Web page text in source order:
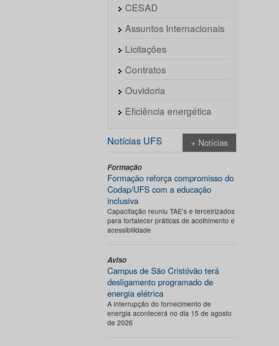
CESAD
Assuntos Internacionais
Licitações
Contratos
Ouvidoria
Eficiência energética
Notícias UFS + Notícias
Formação
Formação reforça compromisso do
Codap/UFS com a educação
inclusiva
Capacitação reuniu TAE’s e terceirizados
para fortalecer práticas de acolhimento e
acessibilidade
Aviso
Campus de São Cristóvão terá
desligamento programado de
energia elétrica
A interrupção do fornecimento de
energia acontecerá no dia 15 de agosto
de 2026